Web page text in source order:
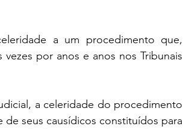
a um procedimento que,
por anos e anos nos Tribunais
a celeridade do procedimento
seus causídicos constituídos para